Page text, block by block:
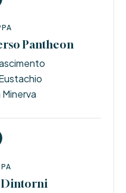
Pantheon
Dintorni